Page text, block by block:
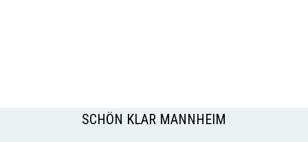
SCHÖN KLAR MANNHEIM